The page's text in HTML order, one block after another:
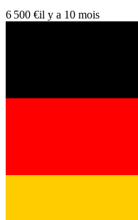
6 500 €il y a 10 mois